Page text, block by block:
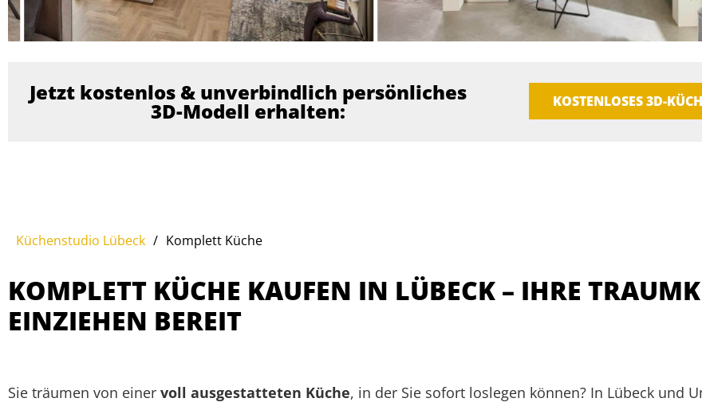
Jetzt kostenlos & unverbindlich persönliches
3D-Modell erhalten: KOSTENLOSES 3D-
Küchenstudio Lübeck / Komplett Küche
KOMPLETT KÜCHE KAUFEN IN LÜBECK – IHRE
EINZIEHEN BEREIT
Sie träumen von einer voll ausgestatteten Küche, in der Sie sofort loslegen können? In Lübeck und